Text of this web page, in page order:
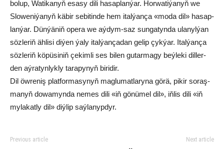
bo­lup, Wa­ti­ka­nyň esa­sy di­li ha­sap­lan­ýar. Hor­wa­ti­ýa­nyň we
Slo­we­ni­ýa­nyň kä­bir se­bi­tin­de hem ital­ýan­ça «mo­da dil» ha­sap­
lan­ýar. Dün­ýä­niň ope­ra we aý­dym-saz sun­ga­tyn­da ula­nyl­ýan
söz­le­riň äh­li­si di­ýen ýa­ly ital­ýan­ça­dan ge­lip çyk­ýar. Ital­ýan­ça
söz­le­riň kö­pü­si­niň çe­kim­li ses bi­len gu­tar­ma­gy beý­le­ki dil­ler­
den aý­ra­tyn­lyk­ly ta­ra­py­nyň bi­ri­dir.
Dil öw­re­niş plat­for­ma­sy­nyň mag­lu­mat­la­ry­na gö­rä, pi­kir so­raş­
ma­nyň do­wa­myn­da ne­mes di­li «iň gö­nü­mel dil», iň­lis di­li «iň
my­la­kat­ly dil» diý­lip saý­la­nyp­dyr.
Previous article Next article